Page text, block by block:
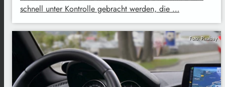
schnell unter Kontrolle gebracht werden, die …
Foto: Pixabay